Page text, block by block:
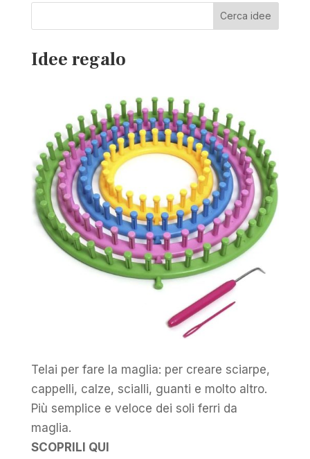
Cerca idee
Idee regalo
Telai per fare la maglia: per creare sciarpe,
cappelli, calze, scialli, guanti e molto altro.
Più semplice e veloce dei soli ferri da
maglia.
SCOPRILI QUI